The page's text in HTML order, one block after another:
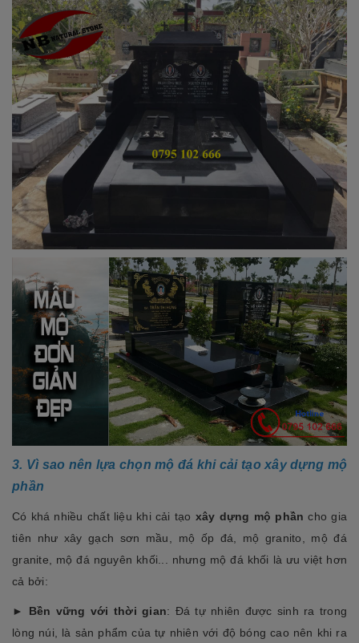
3. Vì sao nên lựa chọn mộ đá khi cải tạo xây dựng mộ
phần
Có khá nhiều chất liệu khi cải tạo xây dựng mộ phầncho gia
tiên như xây gạch sơn mầu, mộ ốp đá, mộ granito, mộ đá
granite, mộ đá nguyên khối... nhưng mộ đá khối là ưu việt hơn
cả bởi:
► Bền vững với thời gian: Đá tự nhiên được sinh ra trong
lòng núi, là sản phẩm của tự nhiên với độ bóng cao nên khi ra